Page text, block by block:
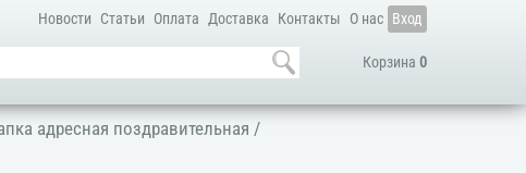
Новости Статьи Оплата Доставка Контакты О нас Вход
Корзина 0
адресная поздравительная /